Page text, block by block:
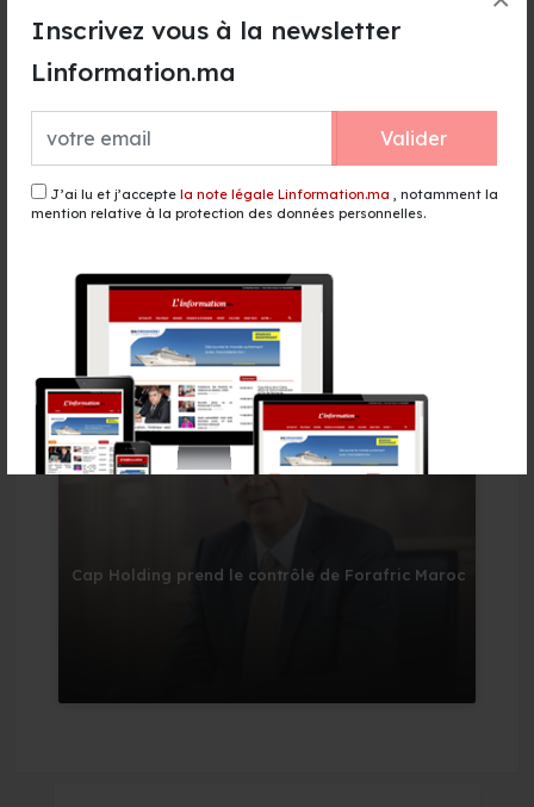
Inscrivez vous à la newsletter
Linformation.ma
Valider
J’ai lu et j’accepte la note légale Linformation.ma , notamment la
mention relative à la protection des données personnelles.
156 lignes et 5,3 millions de sièges : Ryanair
accélère son développement au Maroc
Cap Holding prend le contrôle de Forafric Maroc